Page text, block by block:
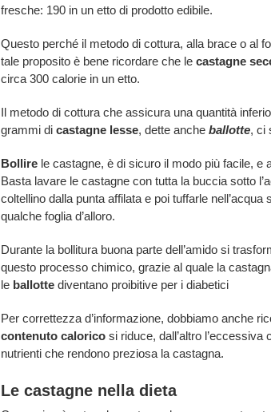
fresche: 190 in un etto di prodotto edibile.
Questo perché il metodo di cottura, alla brace o al
tale proposito è bene ricordare che le castagne
circa 300 calorie in un etto.
Il metodo di cottura che assicura una quantità
grammi di castagne lesse, dette anche ballotte, ci
Bollirele castagne, è di sicuro il modo più facile, e
Basta lavare le castagne con tutta la buccia sotto
coltellino dalla punta affilata e poi tuffarle
qualche foglia d’alloro.
Durante la bollitura buona parte dell’amido si
questo processo chimico, grazie al quale la
le ballottediventano proibitive per i diabetici
Per correttezza d’informazione, dobbiamo anche
contenuto caloricosi riduce, dall’altro l’eccessiva
nutrienti che rendono preziosa la castagna.
Le castagne nella dieta